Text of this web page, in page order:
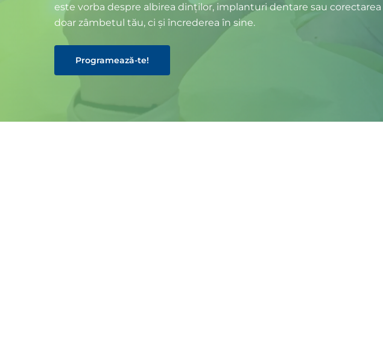
este vorba despre albirea dinților, implanturi dentare sau
doar zâmbetul tău, ci și încrederea în sine.
Programează-te!